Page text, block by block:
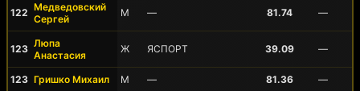
122 Медведовский
Сергей
М — 81.74 —
123 Люпа
Анастасия
Ж ЯСПОРТ 39.09 —
123 Гришко Михаил М — 81.36 —